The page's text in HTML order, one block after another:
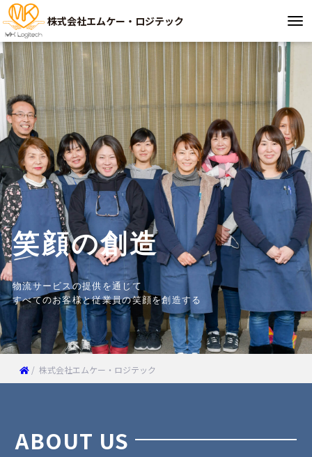
株式会社エムケー・ロジテック
笑顔の創造
物流サービスの提供を通じて
すべてのお客様と従業員の笑顔を創造する
/ 株式会社エムケー・ロジテック
ABOUT US